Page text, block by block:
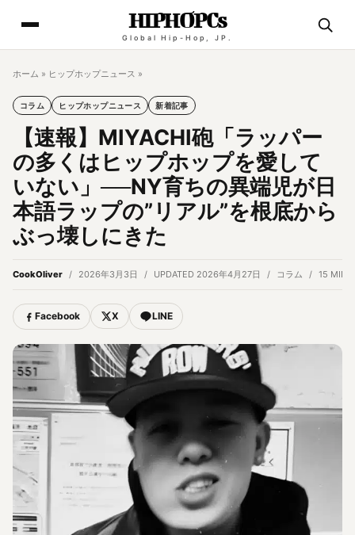
HIPHOPCs
Global Hip-Hop, JP.
ホーム » ヒップホップニュース »
コラム ヒップホップニュース 新着記事
【速報】MIYACHI砲「ラッパー
の多くはヒップホップを愛して
いない」──NY育ちの異端児が日
本語ラップの”リアル”を根底から
ぶっ壊しにきた
CookOliver 2026年3月3日 UPDATED 2026年4月27日 コラム 15 MIN
Facebook X LINE